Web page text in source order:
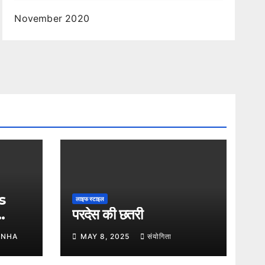
November 2020
लाइफ स्टाइल
परदेस की छतरी
MAY 8, 2025 संयोगिता